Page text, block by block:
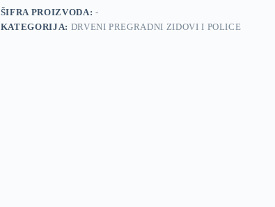
ŠIFRA PROIZVODA: -
KATEGORIJA: DRVENI PREGRADNI ZIDOVI I POLICE